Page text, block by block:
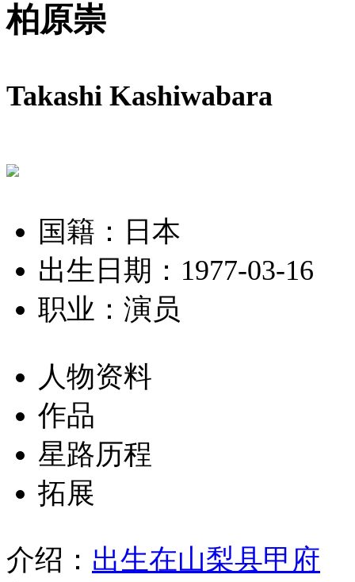
柏原崇
Takashi Kashiwabara
国籍：日本
出生日期：1977-03-16
职业：演员
人物资料
作品
星路历程
拓展
介绍： 出生在山梨县甲府